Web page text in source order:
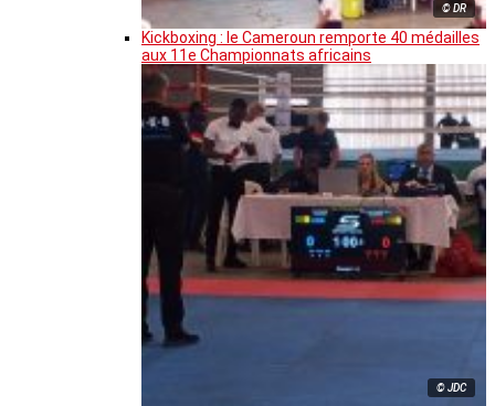
© DR
Kickboxing : le Cameroun remporte 40 médailles
aux 11e Championnats africains
© JDC